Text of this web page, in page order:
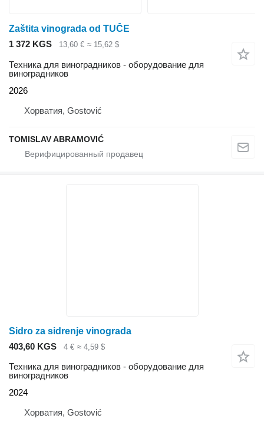
Zaštita vinograda od TUČE
1 372 KGS
13,60 € ≈ 15,62 $
Техника для виноградников - оборудование для
виноградников
2026
Хорватия, Gostović
TOMISLAV ABRAMOVIĆ
Sidro za sidrenje vinograda
403,60 KGS
4 € ≈ 4,59 $
Техника для виноградников - оборудование для
виноградников
2024
Хорватия, Gostović